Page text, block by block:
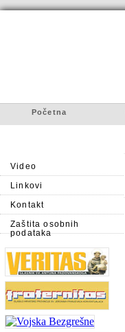
Početna
Video
Linkovi
Kontakt
Zaštita osobnih
podataka